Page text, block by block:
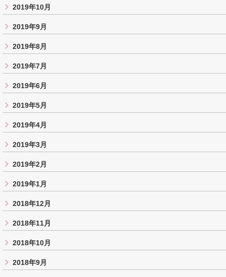
2019年10月
2019年9月
2019年8月
2019年7月
2019年6月
2019年5月
2019年4月
2019年3月
2019年2月
2019年1月
2018年12月
2018年11月
2018年10月
2018年9月